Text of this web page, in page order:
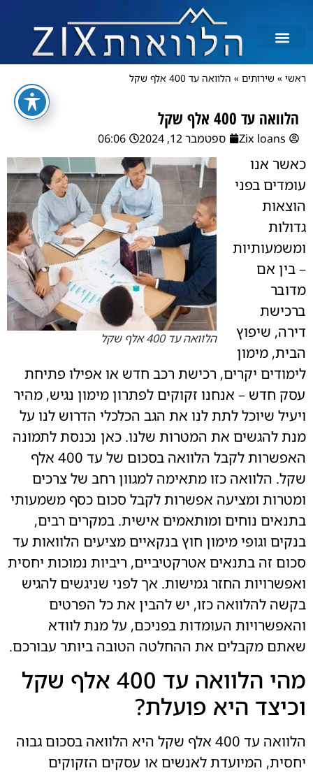
ראשי » שירותים » הלוואה עד 400 אלף שקל
הלוואה עד 400 אלף שקל
Zix loans ספטמבר 12, 2024 06:06
הלוואה עד 400 אלף שקל
כאשר אנו
עומדים בפני
הוצאות
גדולות
ומשמעותיות
– בין אם
מדובר
ברכישת
דירה, שיפוץ
הבית, מימון
לימודים יקרים, רכישת רכב חדש או אפילו פתיחת
עסק חדש – אנחנו זקוקים לפתרון מימון נגיש, מהיר
ויעיל שיוכל לתת לנו את הגב הכלכלי הדרוש לנו על
מנת להגשים את המטרות שלנו. כאן נכנסת לתמונה
האפשרות לקבל הלוואה בסכום של עד 400 אלף
שקל. הלוואה כזו מתאימה למגוון רחב של צרכים
ומטרות ומציעה אפשרות לקבל סכום כסף משמעותי
בתנאים נוחים ומותאמים אישית. במקרים רבים,
בנקים וגופי מימון חוץ בנקאיים מציעים הלוואות עד
סכום זה בתנאים אטרקטיביים, ריביות נמוכות יחסית
ואפשרויות החזר גמישות. אך לפני שניגשים להגיש
בקשה להלוואה כזו, יש להבין את כל הפרטים
והאפשרויות העומדות בפניכם, על מנת לוודא
שאתם מקבלים את ההחלטה הטובה ביותר עבורכם.
מהי הלוואה עד 400 אלף שקל
וכיצד היא פועלת?
הלוואה עד 400 אלף שקל היא הלוואה בסכום גבוה
יחסית, המיועדת לאנשים או עסקים הזקוקים